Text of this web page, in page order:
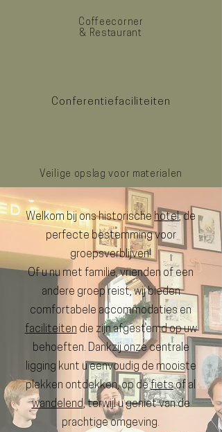
Coffeecorner
& Restaurant
Conferentiefaciliteiten
Veilige opslag voor materialen
Welkom bij ons historische hotel, de
perfecte bestemming voor
groepsverblijven!
Of u nu met familie, vrienden of een
andere groep reist, wij bieden
comfortabele accommodaties en
faciliteiten die zijn afgestemd op uw
behoeften. Dankzij onze centrale
ligging kunt u eenvoudig de mooiste
plekken ontdekken, op defietsof al
wandelend, terwijl u geniet van de
prachtige omgeving.